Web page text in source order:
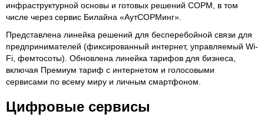
инфраструктурной основы и готовых решений СОРМ, в том
числе через сервис Билайна «АутСОРМинг».
Представлена линейка решений для бесперебойной связи для
предпринимателей (фиксированный интернет, управляемый Wi-
Fi, фемтосоты). Обновлена линейка тарифов для бизнеса,
включая Премиум тариф с интернетом и голосовыми
сервисами по всему миру и личным смартфоном.
Цифровые сервисы